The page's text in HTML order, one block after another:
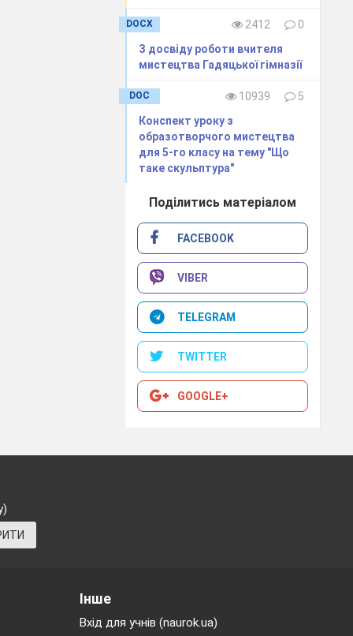
DOCX 2412
0
З досвіду роботи вчителя
мистецтва Гадяцької гімназії
DOC 10939
5
Конспект уроку з
образотворчого мистецтва
для 5-го класу на тему "Що
таке скульптура"
Поділитись матеріалом
FACEBOOK
VIBER
TELEGRAM
TWITTER
GOOGLE+
Інше
Вхід для учнів (naurok.ua)